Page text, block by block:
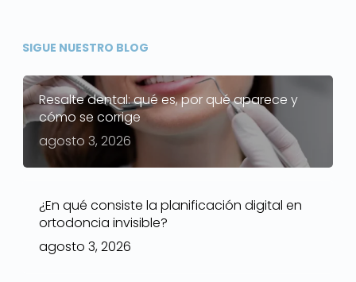
SIGUE NUESTRO BLOG
Resalte dental: qué es, por qué aparece y
cómo se corrige
agosto 3, 2026
¿En qué consiste la planificación digital en
ortodoncia invisible?
agosto 3, 2026